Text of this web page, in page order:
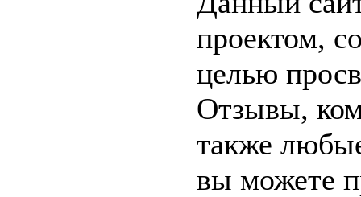
проектом,
целью
Отзывы,
также
вы можете